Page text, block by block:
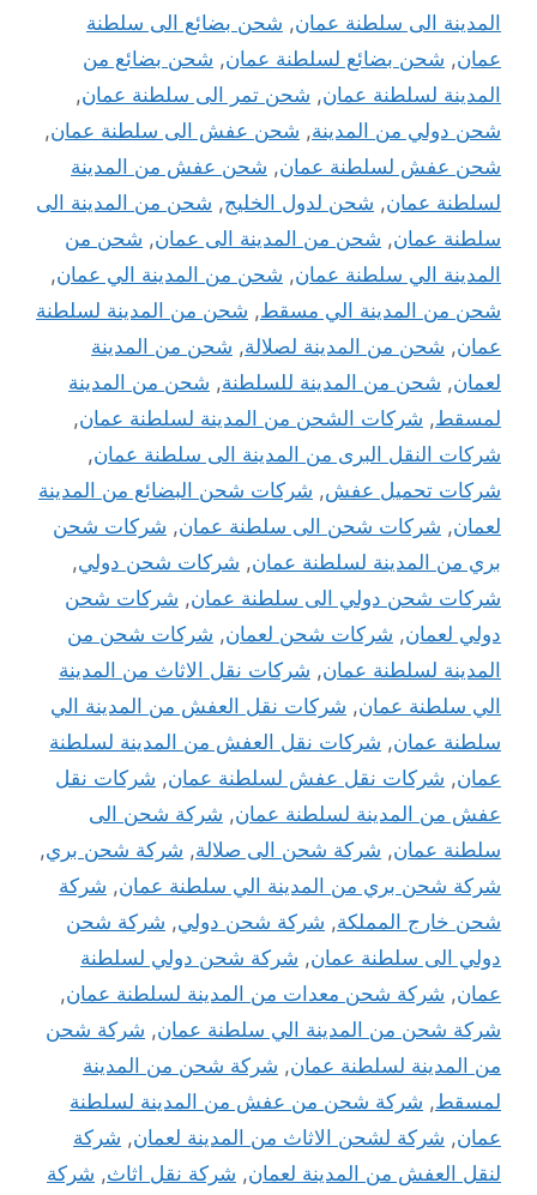
المدينة الى سلطنة عمان, شحن بضائع الى سلطنة
عمان, شحن بضائع لسلطنة عمان, شحن بضائع من
المدينة لسلطنة عمان, شحن تمر الى سلطنة عمان,
شحن دولي من المدينة, شحن عفش الى سلطنة عمان,
شحن عفش لسلطنة عمان, شحن عفش من المدينة
لسلطنة عمان, شحن لدول الخليج, شحن من المدينة الى
سلطنة عمان, شحن من المدينة الى عمان, شحن من
المدينة الي سلطنة عمان, شحن من المدينة الي عمان,
شحن من المدينة الي مسقط, شحن من المدينة لسلطنة
عمان, شحن من المدينة لصلالة, شحن من المدينة
لعمان, شحن من المدينة للسلطنة, شحن من المدينة
لمسقط, شركات الشحن من المدينة لسلطنة عمان,
شركات النقل البرى من المدينة الى سلطنة عمان,
شركات تحميل عفش, شركات شحن البضائع من المدينة
لعمان, شركات شحن الى سلطنة عمان, شركات شحن
بري من المدينة لسلطنة عمان, شركات شحن دولي,
شركات شحن دولي الى سلطنة عمان, شركات شحن
دولي لعمان, شركات شحن لعمان, شركات شحن من
المدينة لسلطنة عمان, شركات نقل الاثاث من المدينة
الي سلطنة عمان, شركات نقل العفش من المدينة الي
سلطنة عمان, شركات نقل العفش من المدينة لسلطنة
عمان, شركات نقل عفش لسلطنة عمان, شركات نقل
عفش من المدينة لسلطنة عمان, شركة شحن الى
سلطنة عمان, شركة شحن الى صلالة, شركة شحن بري,
شركة شحن بري من المدينة الي سلطنة عمان, شركة
شحن خارج المملكة, شركة شحن دولي, شركة شحن
دولي الى سلطنة عمان, شركة شحن دولي لسلطنة
عمان, شركة شحن معدات من المدينة لسلطنة عمان,
شركة شحن من المدينة الي سلطنة عمان, شركة شحن
من المدينة لسلطنة عمان, شركة شحن من المدينة
لمسقط, شركة شحن من عفش من المدينة لسلطنة
عمان, شركة لشحن الاثاث من المدينة لعمان, شركة
لنقل العفش من المدينة لعمان, شركة نقل اثاث, شركة